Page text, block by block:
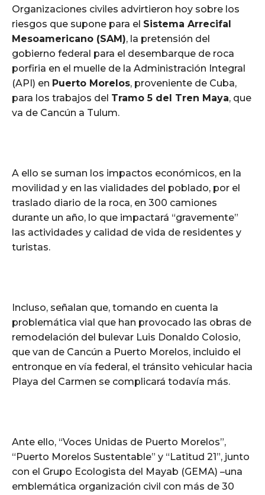
Organizaciones civiles advirtieron hoy sobre los
riesgos que supone para el Sistema Arrecifal
Mesoamericano (SAM), la pretensión del
gobierno federal para el desembarque de roca
porfiria en el muelle de la Administración Integral
(API) en Puerto Morelos, proveniente de Cuba,
para los trabajos del Tramo 5 del Tren Maya, que
va de Cancún a Tulum.
A ello se suman los impactos económicos, en la
movilidad y en las vialidades del poblado, por el
traslado diario de la roca, en 300 camiones
durante un año, lo que impactará “gravemente”
las actividades y calidad de vida de residentes y
turistas.
Incluso, señalan que, tomando en cuenta la
problemática vial que han provocado las obras de
remodelación del bulevar Luis Donaldo Colosio,
que van de Cancún a Puerto Morelos, incluido el
entronque en vía federal, el tránsito vehicular hacia
Playa del Carmen se complicará todavía más.
Ante ello, “Voces Unidas de Puerto Morelos”,
“Puerto Morelos Sustentable” y “Latitud 21”, junto
con el Grupo Ecologista del Mayab (GEMA) –una
emblemática organización civil con más de 30